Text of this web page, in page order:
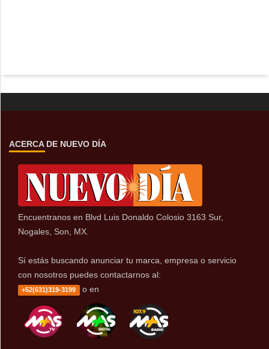
ACERCA DE NUEVO DÍA
Encuentranos en Blvd Luis Donaldo Colosio 3163 Sur,
Nogales, Son, MX.
Sí estás buscando anunciar tu marca, empresa o servicio
con nosotros puedes contactarnos al:
+52(631)319-3199 o en